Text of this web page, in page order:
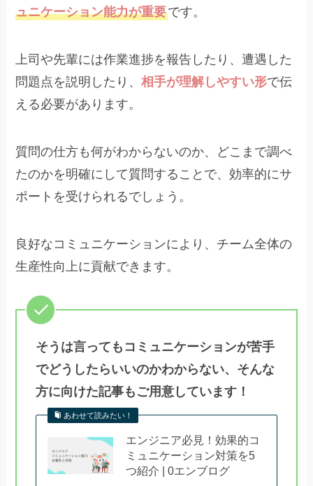
ュニケーション能力が重要です。
上司や先輩には作業進捗を報告したり、遭遇した
問題点を説明したり、相手が理解しやすい形で伝
える必要があります。
質問の仕方も何がわからないのか、どこまで調べ
たのかを明確にして質問することで、効率的にサ
ポートを受けられるでしょう。
良好なコミュニケーションにより、チーム全体の
生産性向上に貢献できます。
そうは言ってもコミュニケーションが苦手
でどうしたらいいのかわからない、そんな
方に向けた記事もご用意しています！
あわせて読みたい！
エンジニア必見！効果的コ
ミュニケーション対策を5
つ紹介 | 0エンブログ